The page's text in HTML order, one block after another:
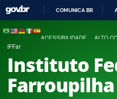
COMUNICA BR
ACESSIBILIDADE ALTO
IFFar
Instituto
Farroupilha